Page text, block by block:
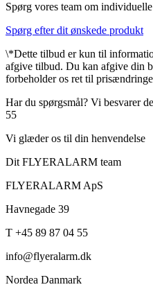
Spørg vores team om
Spørg efter dit ønskede produkt
\*Dette tilbud er kun til
afgive tilbud. Du kan afgive din
forbeholder os ret til
Har du spørgsmål? Vi besvarer
55
Vi glæder os til din henvendelse
Dit FLYERALARM team
FLYERALARM ApS
Havnegade 39
T +45 89 87 04 55
info@flyeralarm.dk
Nordea Danmark